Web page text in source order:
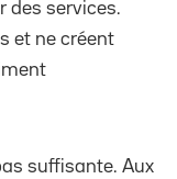
des services.
et ne créent
suffisante. Aux